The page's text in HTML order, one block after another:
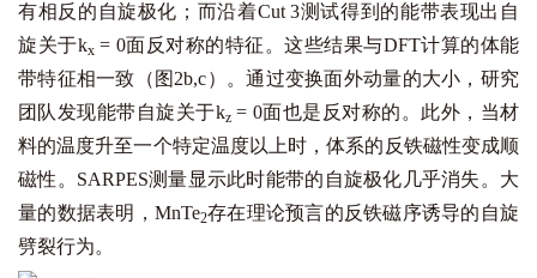
有相反的自旋极化；而沿着Cut 3测试得到的能带表现出自
旋关于kx= 0面反对称的特征。这些结果与DFT计算的体能
带特征相一致（图2b,c）。通过变换面外动量的大小，研究
团队发现能带自旋关于kz= 0面也是反对称的。此外，当材
料的温度升至一个特定温度以上时，体系的反铁磁性变成顺
磁性。SARPES测量显示此时能带的自旋极化几乎消失。大
量的数据表明，MnTe2存在理论预言的反铁磁序诱导的自旋
劈裂行为。